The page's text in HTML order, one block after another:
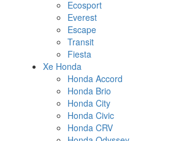
Ecosport
Everest
Escape
Transit
Fiesta
Xe Honda
Honda Accord
Honda Brio
Honda City
Honda Civic
Honda CRV